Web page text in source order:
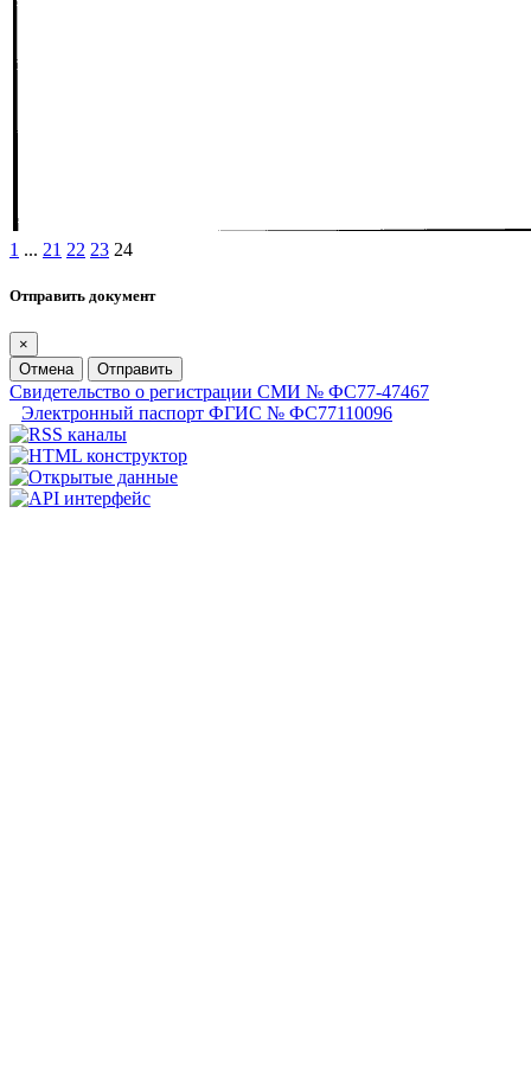
1 ... 21 22 23 24
Отправить документ
×
Отмена
Отправить
Свидетельство о регистрации СМИ № ФС77-47467
Электронный паспорт ФГИС № ФС77110096